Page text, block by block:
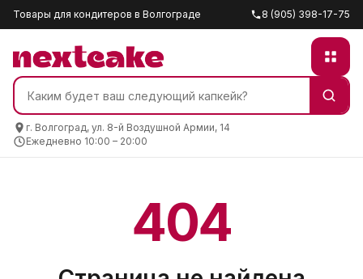
Товары для кондитеров в Волгограде 8 (905) 398-17-75
г. Волгоград, ул. 8-й Воздушной Армии, 14
Ежедневно 10:00 – 20:00
404